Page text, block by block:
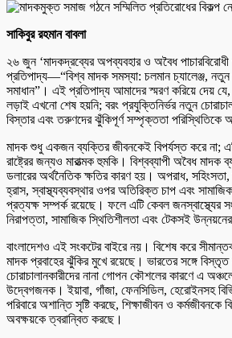
সাকিবুর রহমান বাবলা
২৬ জুন ‘মাদকদ্রব্যের অপব্যবহার ও অবৈধ
প্রতিপাদ্য—“বিশ্ব মাদক সমস্যা: চলমান চ্যালেঞ্জ,
সমাধান”। এই প্রতিপাদ্য আমাদের স্মরণ করিয়ে দেয় যে,
লড়াই এখনো শেষ হয়নি; বরং প্রযুক্তিনির্ভর নতুন
বিস্তার এবং তরুণদের ঝুঁকিপূর্ণ সম্পৃক্ততা
মাদক শুধু একজন ব্যক্তির জীবনকেই বিপর্যস্ত করে না;
রাষ্ট্রের জন্যও মারাত্মক হুমকি। বিশ্বব্যাপী অবৈধ মাদক
ডলারের অর্থনৈতিক ক্ষতির কারণ হয়। অপরাধ, সহিংসতা,
হ্রাস, স্বাস্থ্যব্যবস্থার ওপর অতিরিক্ত চাপ এবং
প্রত্যক্ষ সম্পর্ক রয়েছে। ফলে এটি কেবল জনস্বাস্থ্যের
নিরাপত্তা, সামাজিক স্থিতিশীলতা এবং টেকসই
বাংলাদেশও এই সংকটের বাইরে নয়। বিশেষ করে
মাদক প্রবাহের ঝুঁকির মুখে রয়েছে। ভারতের সঙ্গে বিস্তৃত
চোরাচালানকারীদের নানা গোপন কৌশলের কারণে এ
উদ্বেগজনক। ইয়াবা, গাঁজা, ফেনসিডিল, হেরোইনসহ
পরিবারে অশান্তি সৃষ্টি করছে, শিক্ষাজীবন ও কর্মজীবনকে
অবক্ষয়কে ত্বরান্বিত করছে।